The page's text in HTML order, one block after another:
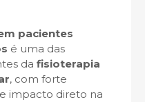
pacientes
é uma das
da fisioterapia
, com forte
impacto direto na